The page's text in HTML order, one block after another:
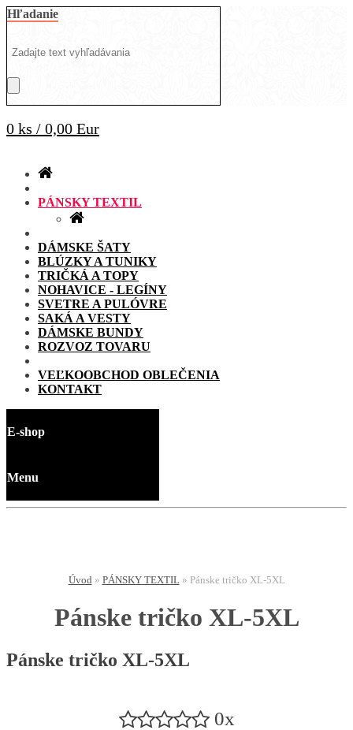
Hľadanie
0 ks / 0,00 Eur
PÁNSKY TEXTIL
DÁMSKE ŠATY
BLÚZKY A TUNIKY
TRIČKÁ A TOPY
NOHAVICE - LEGÍNY
SVETRE A PULÓVRE
SAKÁ A VESTY
DÁMSKE BUNDY
ROZVOZ TOVARU
VEĽKOOBCHOD OBLEČENIA
KONTAKT
E-shop
Menu
Úvod » PÁNSKY TEXTIL » Pánske tričko XL-5XL
Pánske tričko XL-5XL
Pánske tričko XL-5XL
0x